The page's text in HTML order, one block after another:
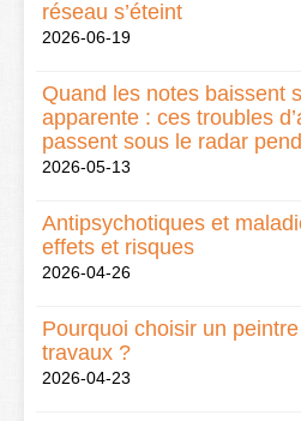
réseau s’éteint
2026-06-19
Quand les notes baissent
apparente : ces troubles
passent sous le radar
2026-05-13
Antipsychotiques et
effets et risques
2026-04-26
Pourquoi choisir un
travaux ?
2026-04-23